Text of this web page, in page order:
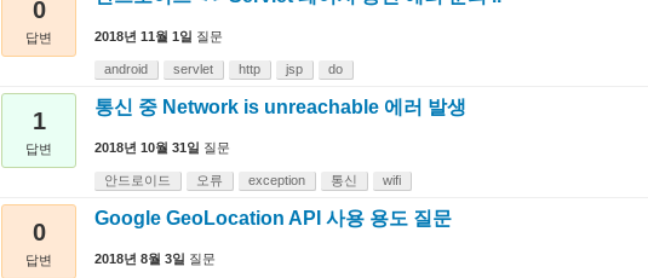
0
답변 2018년 11월 1일 질문
android servlet http jsp do
1
답변
통신 중 Network is unreachable 에러 발생
2018년 10월 31일 질문
안드로이드 오류 exception 통신 wifi
0
답변
Google GeoLocation API 사용 용도 질문
2018년 8월 3일 질문